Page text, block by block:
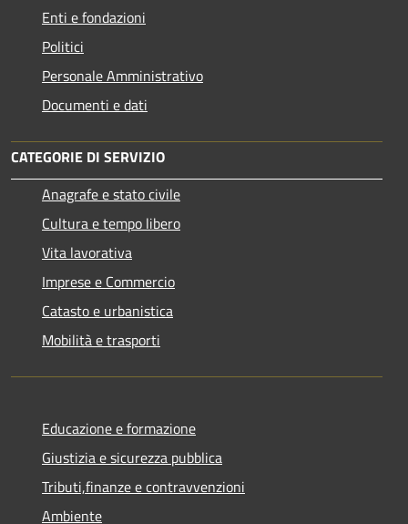
Enti e fondazioni
Politici
Personale Amministrativo
Documenti e dati
CATEGORIE DI SERVIZIO
Anagrafe e stato civile
Cultura e tempo libero
Vita lavorativa
Imprese e Commercio
Catasto e urbanistica
Mobilità e trasporti
Educazione e formazione
Giustizia e sicurezza pubblica
Tributi,finanze e contravvenzioni
Ambiente